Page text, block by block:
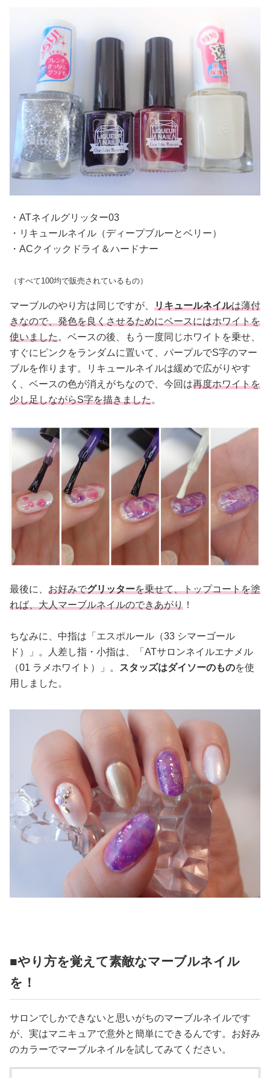
性と愛
ゲーム
・ATネイルグリッター03
・リキュールネイル（ディープブルーとベリー）
・ACクイックドライ＆ハードナー
（すべて100均で販売されているもの）
マーブルのやり方は同じですが、 リキュールネイルは薄付
きなので、発色を良くさせるためにベースにはホワイトを
使いました。ベースの後、もう一度同じホワイトを乗せ、
すぐにピンクをランダムに置いて、パープルでS字のマー
ブルを作ります。リキュールネイルは緩めで広がりやす
く、ベースの色が消えがちなので、今回は再度ホワイトを
少し足しながらS字を描きました。
最後に、 お好みでグリッターを乗せて、トップコートを塗
れば、大人マーブルネイルのできあがり ！
ちなみに、中指は「エスポルール（33 シマーゴール
ド）」。人差し指・小指は、「ATサロンネイルエナメル
（01 ラメホワイト）」。
スタッズはダイソーのものを使
用しました。
■やり方を覚えて素敵なマーブルネイル
を！
サロンでしかできないと思いがちのマーブルネイルです
が、実はマニキュアで意外と簡単にできるんです。お好み
のカラーでマーブルネイルを試してみてください。